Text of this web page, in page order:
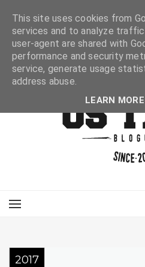
2017
This site uses cookies from
services and to analyze
user-agent are shared with
performance and security
service, generate usage
address abuse.
LEARN MORE